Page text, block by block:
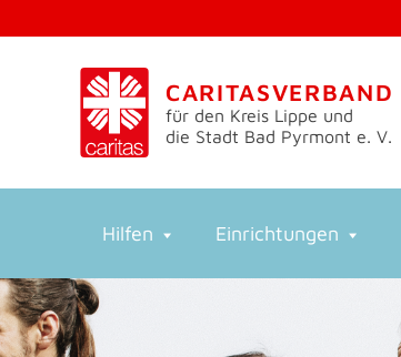
CARITASVERBAND
für den Kreis Lippe und
die Stadt Bad Pyrmont e. V.
Hilfen Einrichtungen